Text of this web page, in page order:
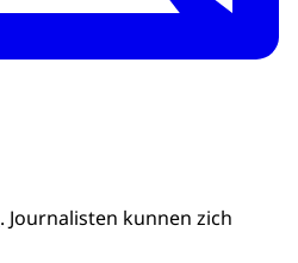
. Journalisten kunnen zich